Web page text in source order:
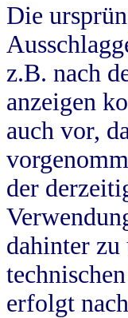
Die
z.B. nach
anzeigen
auch vor,
der
dahinter zu
erfolgt